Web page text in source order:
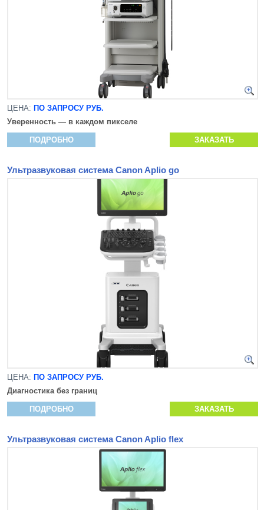
ЦЕНА: ПО ЗАПРОСУ РУБ.
Уверенность — в каждом пикселе
ПОДРОБНО ЗАКАЗАТЬ
Ультразвуковая система Canon Aplio go
ЦЕНА: ПО ЗАПРОСУ РУБ.
Диагностика без границ
ПОДРОБНО ЗАКАЗАТЬ
Ультразвуковая система Canon Aplio flex